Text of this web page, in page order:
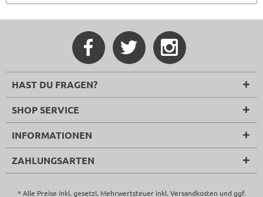
HAST DU FRAGEN?
SHOP SERVICE
INFORMATIONEN
ZAHLUNGSARTEN
* Alle Preise inkl. gesetzl. Mehrwertsteuer inkl. Versandkosten und ggf.